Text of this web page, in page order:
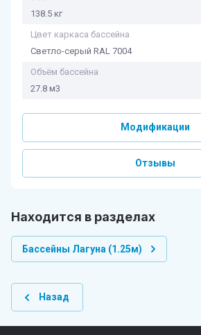
138.5 кг
Цвет каркаса бассейна
Светло-серый RAL 7004
Объём бассейна
27.8 м3
Модификации
Отзывы
Находится в разделах
Бассейны Лагуна (1.25м)
Назад